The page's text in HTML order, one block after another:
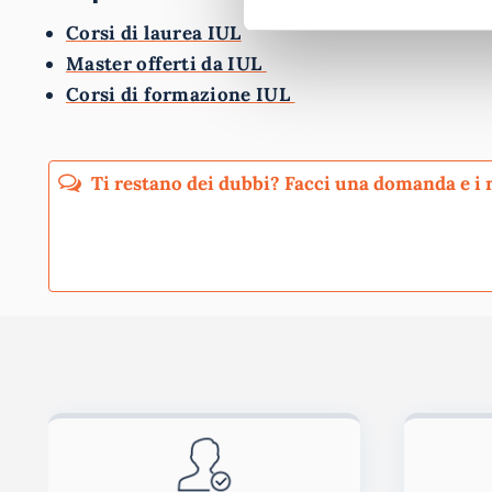
Corsi di laurea IUL
Master offerti da IUL
Corsi di formazione IUL
Pubblicando questo commento dai il consenso affinché un cookie salvi i tuoi dati